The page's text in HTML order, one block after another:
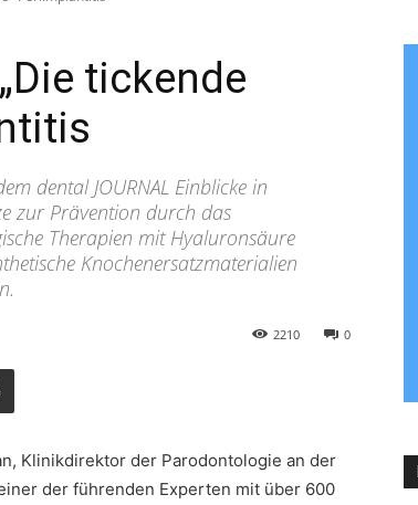
tickende
dental JOURNAL Einblicke in
zur Prävention durch das
Therapien mit Hyaluronsäure
Knochenersatzmaterialien
0
2210
Klinikdirektor der Parodontologie an der
der führenden Experten mit über 600